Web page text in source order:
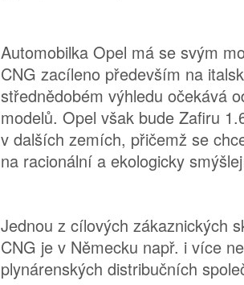
Automobilka Opel má se svým
CNG zacíleno především na
střednědobém výhledu očekává
modelů. Opel však bude Zafiru
v dalších zemích, přičemž se
na racionální a ekologicky
Jednou z cílových zákaznických
CNG je v Německu např. i více
plynárenských distribučních